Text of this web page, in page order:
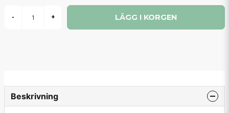
- + LÄGG I KORGEN
Beskrivning